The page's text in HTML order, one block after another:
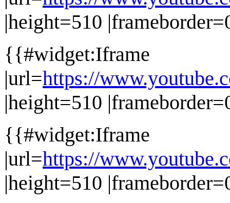
|height=510
{{#widget:Iframe
|url=https://
|height=510
{{#widget:Iframe
|url=https://
|height=510